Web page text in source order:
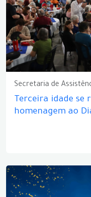
Secretaria de
Terceira idade se
homenagem ao